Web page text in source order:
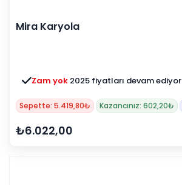
Mira Karyola
Zam yok 2025 fiyatları devam ediyor
Sepette: 5.419,80₺ Kazancınız: 602,20₺
₺6.022,00